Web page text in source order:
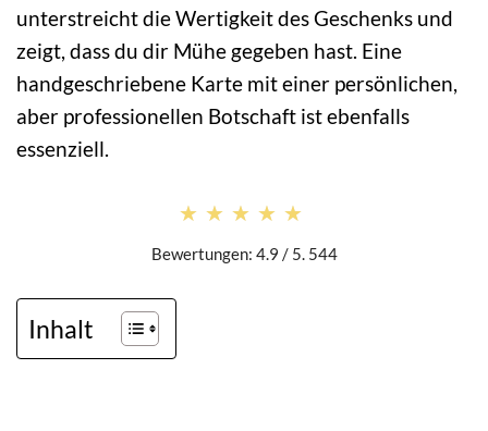
unterstreicht die Wertigkeit des Geschenks und
zeigt, dass du dir Mühe gegeben hast. Eine
handgeschriebene Karte mit einer persönlichen,
aber professionellen Botschaft ist ebenfalls
essenziell.
★★★★★
★★★★★
Bewertungen: 4.9 / 5. 544
Inhalt